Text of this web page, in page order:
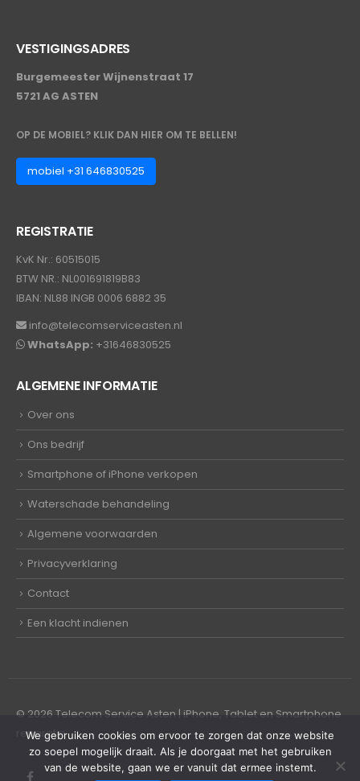
VESTIGINGSADRES
Burgemeester Wijnenstraat 17
5721 AG ASTEN
OP DE MOBIEL? KLIK DAN HIER OM TE BELLEN!
mobiel +31 646830525
REGISTRATIE
KvK Nr.: 60515015
BTW NR.: NL001691819B83
IBAN: NL88 INGB 0006 6882 35
info@telecomserviceasten.nl
WhatsApp: +31646830525
ALGEMENE INFORMATIE
Over ons
Ons bedrijf
Smartphone of iPhone verkopen
Waterschade behandeling
Algemene voorwaarden
Privacyverklaring
Contact
Een klacht indienen
© 2026 Telecom Service Asten | iPhone, Tablet en Smartphone
reparatie
We gebruiken cookies om ervoor te zorgen dat onze website
zo soepel mogelijk draait. Als je doorgaat met het gebruiken
van de website, gaan we er vanuit dat ermee instemt.